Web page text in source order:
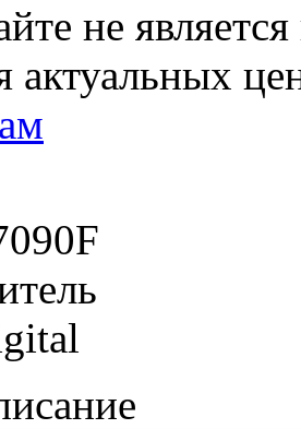
не
актуальных